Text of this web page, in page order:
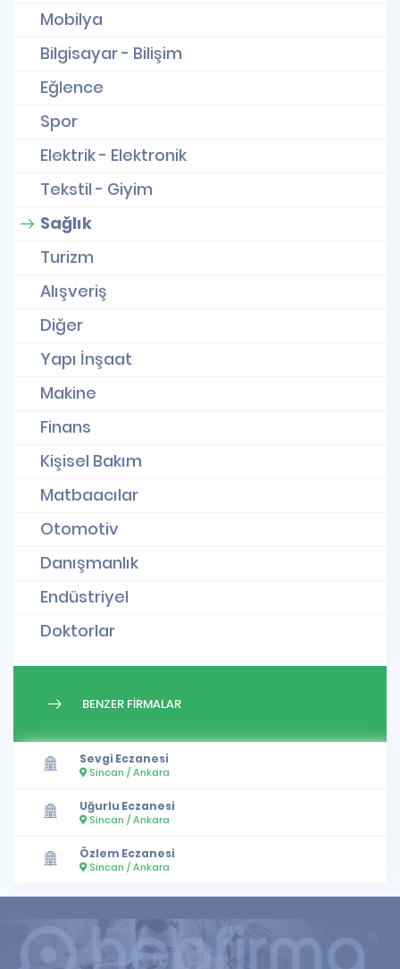
Mobilya
Bilgisayar - Bilişim
Eğlence
Spor
Elektrik - Elektronik
Tekstil - Giyim
Sağlık
Turizm
Alışveriş
Diğer
Yapı İnşaat
Makine
Finans
Kişisel Bakım
Matbaacılar
Otomotiv
Danışmanlık
Endüstriyel
Doktorlar
BENZER FİRMALAR
Sevgi Eczanesi
Sincan / Ankara
Uğurlu Eczanesi
Sincan / Ankara
Özlem Eczanesi
Sincan / Ankara